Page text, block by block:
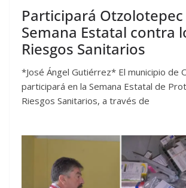
Participará Otzolotepec
Semana Estatal contra
Riesgos Sanitarios
*José Ángel Gutiérrez* El municipio de
participará en la Semana Estatal de
Riesgos Sanitarios, a través de